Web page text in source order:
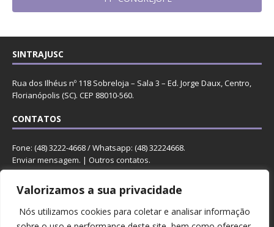
Valorizamos a sua privacidade
Nós utilizamos cookies para coletar e analisar informação
SINTRAJUSC
Rua dos Ilhéus nº 118 Sobreloja – Sala 3 – Ed. Jorge Daux, Centro,
Florianópolis (SC). CEP 88010-560.
CONTATOS
Fone: (48) 3222-4668 / Whatsapp: (48) 32224668.
Enviar mensagem. | Outros contatos.
REDES